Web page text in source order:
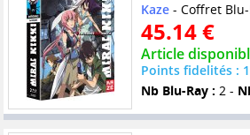
Kaze- Coffret
45.14 €
Article
Points fidelités :
Nb Blu-Ray : 2 -